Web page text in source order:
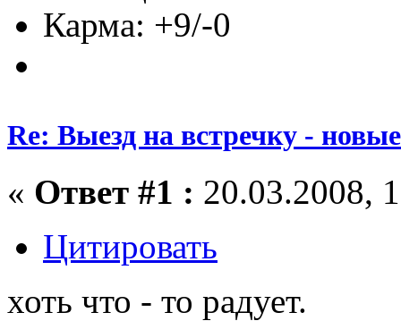
Карма: +9/-0
Re: Выезд на встречку -
« Ответ #1 : 20.03.2008,
Цитировать
хоть что - то радует.